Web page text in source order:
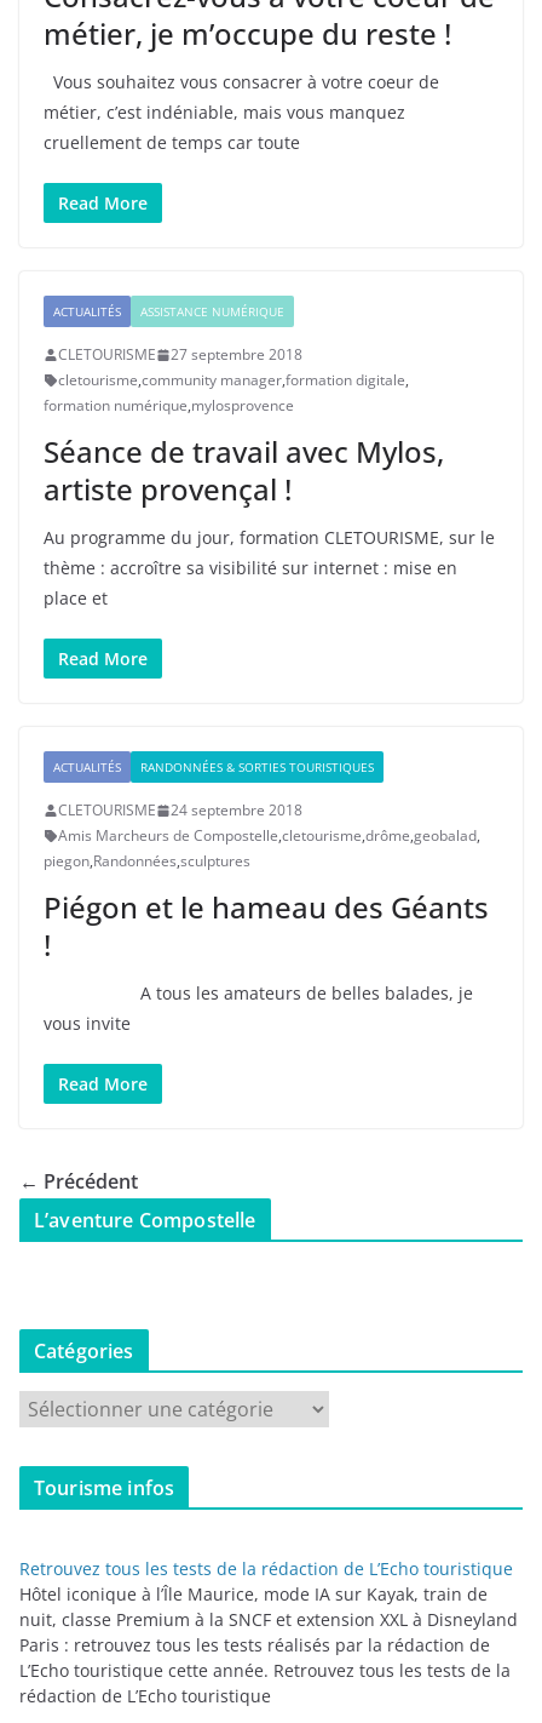
métier, je m’occupe du reste !
Vous souhaitez vous consacrer à votre coeur de
métier, c’est indéniable, mais vous manquez
cruellement de temps car toute
Read More
ACTUALITÉS ASSISTANCE NUMÉRIQUE
CLETOURISME
27 septembre 2018
cletourisme,community manager,formation digitale,
formation numérique,mylosprovence
Séance de travail avec Mylos,
artiste provençal !
Au programme du jour, formation CLETOURISME, sur le
thème : accroître sa visibilité sur internet : mise en
place et
Read More
ACTUALITÉS RANDONNÉES & SORTIES TOURISTIQUES
CLETOURISME
24 septembre 2018
Amis Marcheurs de Compostelle,cletourisme,drôme,geobalad,
piegon,Randonnées,sculptures
Piégon et le hameau des Géants
!
A tous les amateurs de belles balades, je
vous invite
Read More
← Précédent
L’aventure Compostelle
Catégories
t
r
i
e
s
Tourisme infos
Retrouvez tous les tests de la rédaction de L’Echo touristique
Hôtel iconique à l’Île Maurice, mode IA sur Kayak, train de
nuit, classe Premium à la SNCF et extension XXL à Disneyland
Paris : retrouvez tous les tests réalisés par la rédaction de
L’Echo touristique cette année. Retrouvez tous les tests de la
rédaction de L’Echo touristique